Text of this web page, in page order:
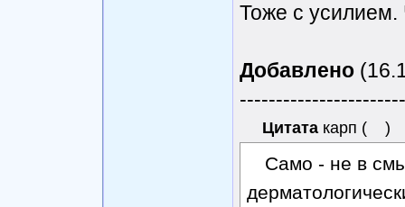
Тоже с усилием.
Добавлено
Цитата карп ( )
Само - не в